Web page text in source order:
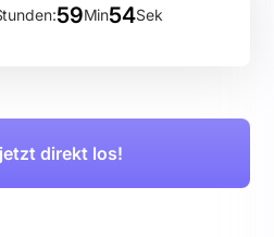
:59Min54Sek
direkt los!